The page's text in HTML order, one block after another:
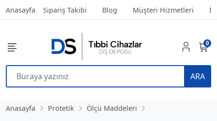
Anasayfa Sipariş Takibi Blog Müşteri Hizmetleri
ARA
0
Anasayfa Protetik
Ölçü Maddeleri